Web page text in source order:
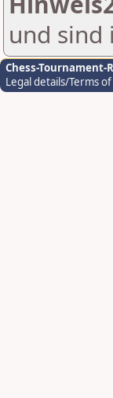
und sind
Chess-Tournament-
Legal details/Terms of